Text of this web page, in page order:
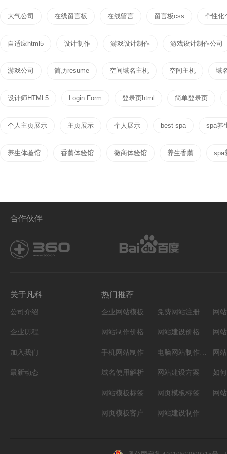
大气公司 在线留言板 在线留言 留言板css 个性化
自适应html5 设计制作 游戏设计制作 游戏设计制作公司
游戏公司 简历resume 空间域名主机 空间主机 域
设计师HTML5 Login Form 登录页html 简单登录页
个人主页展示 主页展示 个人展示 best spa spa养
养生体验馆 香薰体验馆 微商体验馆 养生香薰 spa
合作伙伴
关于凡科
公司介绍
企业历程
加入我们
最新动态
热门推荐
企业网站模板 免费网站注册 网
网站制作价格 网站建设价格 网
手机网站制作 电脑网站制作设计 网
域名使用解析 网站建设方案 如
网站模板标签 网页模板标签
网页模板客户案例 网站建设制作知识